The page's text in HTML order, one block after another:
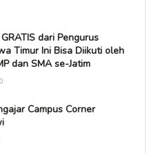
dari Pengurus
Timur Ini Bisa Diikuti oleh
dan SMA se-Jatim
Campus Corner